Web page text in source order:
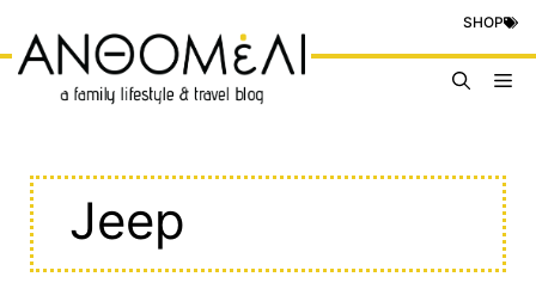
περιεχόμενο
SHOP
Jeep